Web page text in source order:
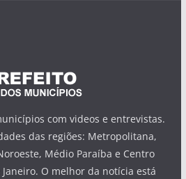
com videos e entrevistas.
das regiões: Metropolitana,
Médio Paraíba e Centro
O melhor da notícia está